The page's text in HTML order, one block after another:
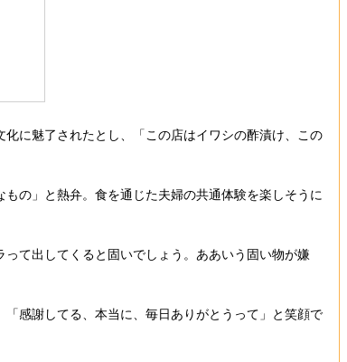
に魅了されたとし、「この店はイワシの酢漬け、この
の」と熱弁。食を通じた夫婦の共通体験を楽しそうに
て出してくると固いでしょう。ああいう固い物が嫌
感謝してる、本当に、毎日ありがとうって」と笑顔で